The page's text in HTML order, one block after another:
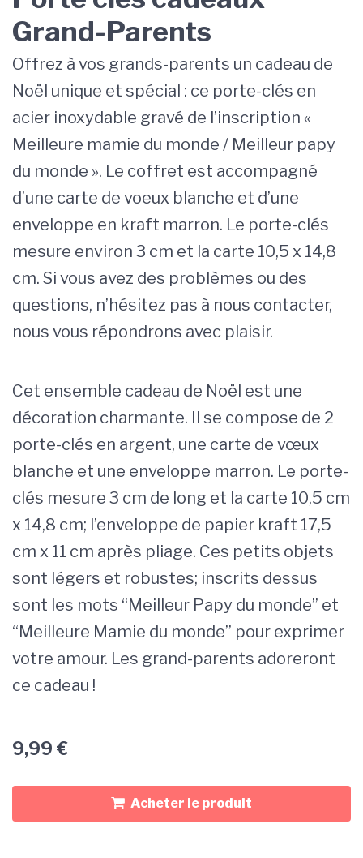
Grand-Parents
Offrez à vos grands-parents un cadeau de
Noël unique et spécial : ce porte-clés en
acier inoxydable gravé de l’inscription «
Meilleure mamie du monde / Meilleur papy
du monde ». Le coffret est accompagné
d’une carte de voeux blanche et d’une
enveloppe en kraft marron. Le porte-clés
mesure environ 3 cm et la carte 10,5 x 14,8
cm. Si vous avez des problèmes ou des
questions, n’hésitez pas à nous contacter,
nous vous répondrons avec plaisir.
Cet ensemble cadeau de Noël est une
décoration charmante. Il se compose de 2
porte-clés en argent, une carte de vœux
blanche et une enveloppe marron. Le porte-
clés mesure 3 cm de long et la carte 10,5 cm
x 14,8 cm; l’enveloppe de papier kraft 17,5
cm x 11 cm après pliage. Ces petits objets
sont légers et robustes; inscrits dessus
sont les mots “Meilleur Papy du monde” et
“Meilleure Mamie du monde” pour exprimer
votre amour. Les grand-parents adoreront
ce cadeau !
9,99 €
Acheter le produit